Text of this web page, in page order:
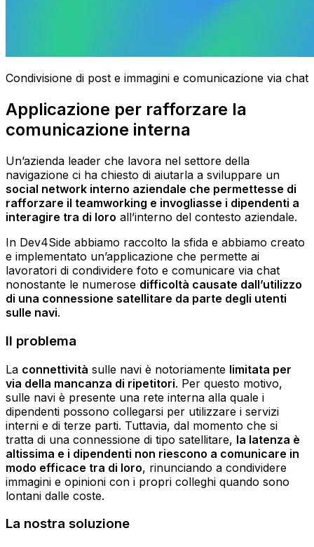
Condivisione di post e immagini e comunicazione via chat
Applicazione per rafforzare la
comunicazione interna
Un’azienda leader che lavora nel settore della
navigazione ci ha chiesto di aiutarla a sviluppare un
social network interno aziendale che permettesse di
rafforzare il teamworking e invogliasse i dipendenti a
interagire tra di loro all’interno del contesto aziendale.
In Dev4Side abbiamo raccolto la sfida e abbiamo creato
e implementato un’applicazione che permette ai
lavoratori di condividere foto e comunicare via chat
nonostante le numerose difficoltà causate dall’utilizzo
di una connessione satellitare da parte degli utenti
sulle navi.
Il problema
La connettività sulle navi è notoriamente limitata per
via della mancanza di ripetitori. Per questo motivo,
sulle navi è presente una rete interna alla quale i
dipendenti possono collegarsi per utilizzare i servizi
interni e di terze parti. Tuttavia, dal momento che si
tratta di una connessione di tipo satellitare, la latenza è
altissima e i dipendenti non riescono a comunicare in
modo efficace tra di loro, rinunciando a condividere
immagini e opinioni con i propri colleghi quando sono
lontani dalle coste.
La nostra soluzione